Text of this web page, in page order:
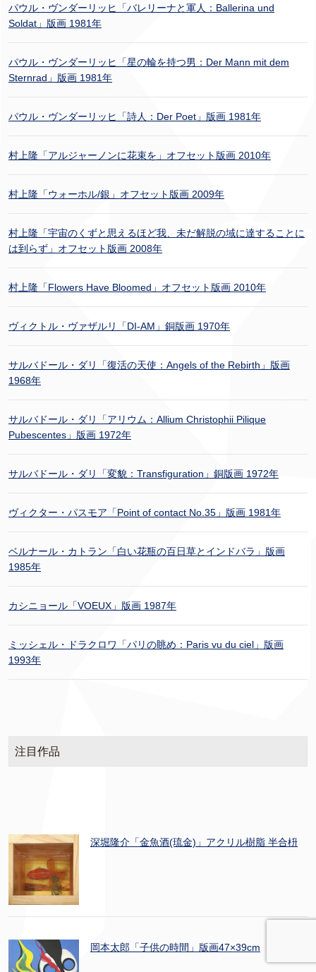
パウル・ヴンダーリッヒ「バレリーナと軍人：Ballerina und
Soldat」版画 1981年
パウル・ヴンダーリッヒ「星の輪を持つ男：Der Mann mit dem
Sternrad」版画 1981年
パウル・ヴンダーリッヒ「詩人：Der Poet」版画 1981年
村上隆「アルジャーノンに花束を」オフセット版画 2010年
村上隆「ウォーホル/銀」オフセット版画 2009年
村上隆「宇宙のくずと思えるほど我、未だ解脱の域に達することに
は到らず」オフセット版画 2008年
村上隆「Flowers Have Bloomed」オフセット版画 2010年
ヴィクトル・ヴァザルリ「DI-AM」銅版画 1970年
サルバドール・ダリ「復活の天使：Angels of the Rebirth」版画
1968年
サルバドール・ダリ「アリウム：Allium Christophii Pilique
Pubescentes」版画 1972年
サルバドール・ダリ「変貌：Transfiguration」銅版画 1972年
ヴィクター・パスモア「Point of contact No.35」版画 1981年
ベルナール・カトラン「白い花瓶の百日草とインドバラ」版画
1985年
カシニョール「VOEUX」版画 1987年
ミッシェル・ドラクロワ「パリの眺め：Paris vu du ciel」版画
1993年
注目作品
深堀隆介「金魚酒(琉金)」アクリル樹脂 半合枡
岡本太郎「子供の時間」版画47×39cm